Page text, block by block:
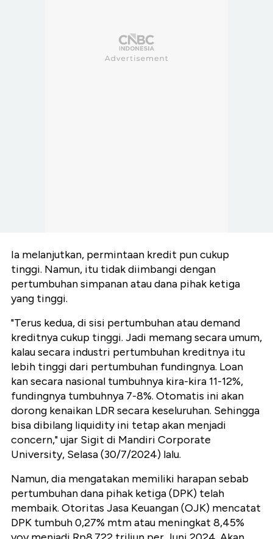
Ia melanjutkan, permintaan kredit pun cukup
tinggi. Namun, itu tidak diimbangi dengan
pertumbuhan simpanan atau dana pihak ketiga
yang tinggi.
"Terus kedua, di sisi pertumbuhan atau demand
kreditnya cukup tinggi. Jadi memang secara umum,
kalau secara industri pertumbuhan kreditnya itu
lebih tinggi dari pertumbuhan fundingnya. Loan
kan secara nasional tumbuhnya kira-kira 11-12%,
fundingnya tumbuhnya 7-8%. Otomatis ini akan
dorong kenaikan LDR secara keseluruhan. Sehingga
bisa dibilang liquidity ini tetap akan menjadi
concern," ujar Sigit di Mandiri Corporate
University, Selasa (30/7/2024) lalu.
Namun, dia mengatakan memiliki harapan sebab
pertumbuhan dana pihak ketiga (DPK) telah
membaik. Otoritas Jasa Keuangan (OJK) mencatat
DPK tumbuh 0,27% mtm atau meningkat 8,45%